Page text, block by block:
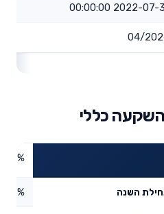
2022-07-31
04/
כללי
השנה